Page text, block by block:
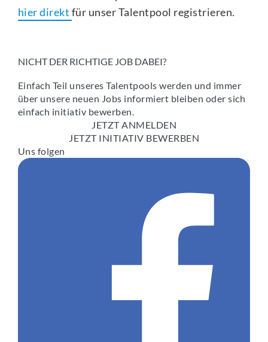
hier direkt für unser Talentpool registrieren.
NICHT DER RICHTIGE JOB DABEI?
Einfach Teil unseres Talentpools werden und immer
über unsere neuen Jobs informiert bleiben oder sich
einfach initiativ bewerben.
JETZT ANMELDEN
JETZT INITIATIV BEWERBEN
Uns folgen